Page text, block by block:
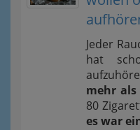
Jeder
hat
mehr als
80
es war